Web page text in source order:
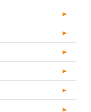
►
►
►
►
►
►